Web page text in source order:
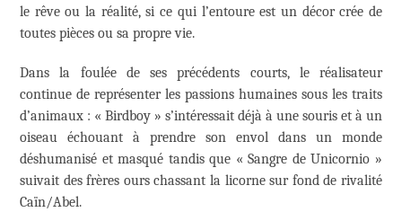
le rêve ou la réalité, si ce qui l’entoure est un décor crée de
toutes pièces ou sa propre vie.
Dans la foulée de ses précédents courts, le réalisateur
continue de représenter les passions humaines sous les traits
d’animaux : « Birdboy » s’intéressait déjà à une souris et à un
oiseau échouant à prendre son envol dans un monde
déshumanisé et masqué tandis que « Sangre de Unicornio »
suivait des frères ours chassant la licorne sur fond de rivalité
Caïn/Abel.